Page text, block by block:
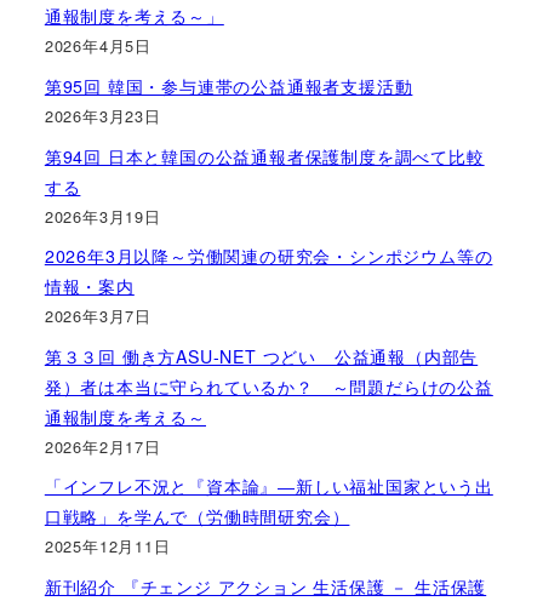
通報制度を考える～」
2026年4月5日
第95回 韓国・参与連帯の公益通報者支援活動
2026年3月23日
第94回 日本と韓国の公益通報者保護制度を調べて比較
する
2026年3月19日
2026年3月以降～労働関連の研究会・シンポジウム等の
情報・案内
2026年3月7日
第３３回 働き方ASU-NET つどい 公益通報（内部告
発）者は本当に守られているか？ ～問題だらけの公益
通報制度を考える～
2026年2月17日
「インフレ不況と『資本論』―新しい福祉国家という出
口戦略」を学んで（労働時間研究会）
2025年12月11日
新刊紹介 『チェンジ アクション 生活保護 － 生活保護